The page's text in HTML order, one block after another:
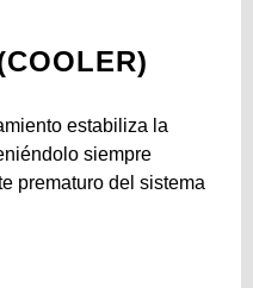
estabiliza la
siempre
prematuro del sistema